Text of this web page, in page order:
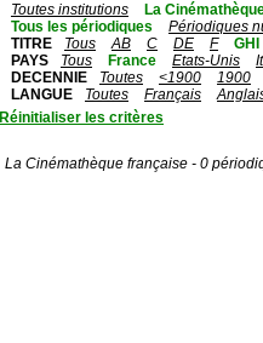
Toutes institutions
La
Tous les périodiques
Périodiques
TITRE
Tous AB C DE F
GHI
PAYS
Tous France Etats-Unis
DECENNIE
Toutes <1900
1900
LANGUE
Toutes Français
Réinitialiser les critères
La Cinémathèque française - 0